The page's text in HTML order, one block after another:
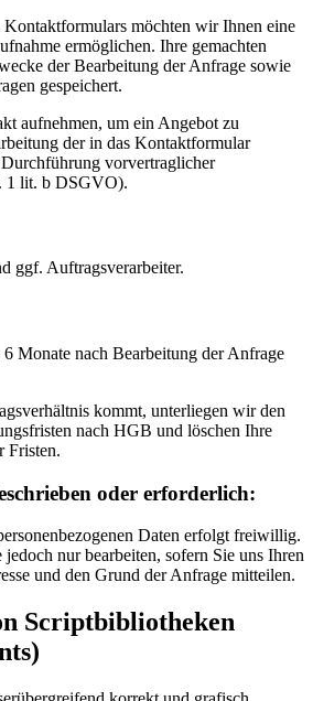
möchten wir Ihnen eine
ermöglichen. Ihre gemachten
der Bearbeitung der Anfrage sowie
gespeichert.
aufnehmen, um ein Angebot zu
der in das Kontaktformular
vorvertraglicher
1 lit. b DSGVO).
ggf. Auftragsverarbeiter.
6 Monate nach Bearbeitung der Anfrage
kommt, unterliegen wir den
nach HGB und löschen Ihre
Fristen.
oder erforderlich:
Daten erfolgt freiwillig.
nur bearbeiten, sofern Sie uns Ihren
und den Grund der Anfrage mitteilen.
Scriptbibliotheken